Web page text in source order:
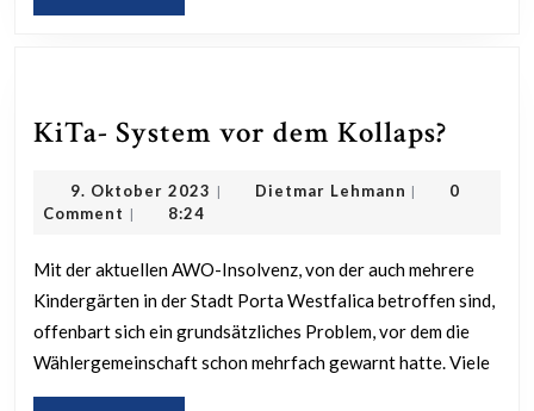
MORE
KiTa- System vor dem Kollaps?
vor
9. Oktober 2023 9.| Dietmar Lehmann Dietmar
|
0
Comment | 8:24
Mit der aktuellen AWO-Insolvenz, von der auch mehrere
Kindergärten in der Stadt Porta Westfalica betroffen sind,
offenbart sich ein grundsätzliches Problem, vor dem die
Wählergemeinschaft schon mehrfach gewarnt hatte. Viele